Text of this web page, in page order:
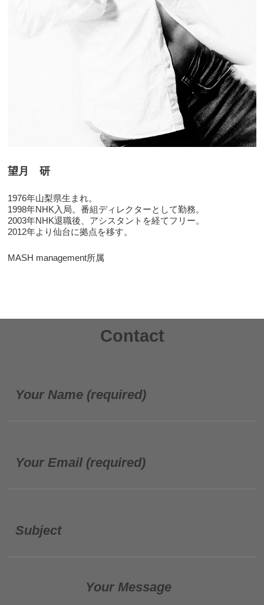
望月 研
1976年山梨県生まれ。
1998年NHK入局。番組ディレクターとして勤務。
2003年NHK退職後、アシスタントを経てフリー。
2012年より仙台に拠点を移す。
MASH management所属
Contact
Your Name (required)
Your Email (required)
Subject
Your Message